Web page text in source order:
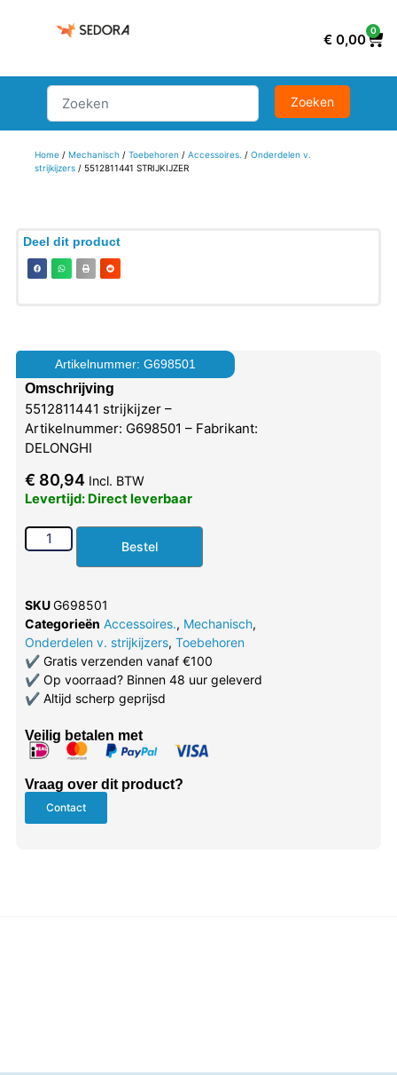
€ 0,00
0
Home/ Mechanisch/ Toebehoren / Accessoires. / Onderdelen v.
strijkijzers/ 5512811441 STRIJKIJZER
Deel dit product
Artikelnummer: G698501
Omschrijving
5512811441 strijkijzer –
Artikelnummer: G698501 – Fabrikant:
DELONGHI
€ 80,94 Incl. BTW
Levertijd: Direct leverbaar
Bestel
SKUG698501
Categorieën Accessoires., Mechanisch,
Onderdelen v. strijkijzers, Toebehoren
✔Gratis verzenden vanaf €100
✔Op voorraad? Binnen 48 uur geleverd
✔Altijd scherp geprijsd
Veilig betalen met
Vraag over dit product?
Contact